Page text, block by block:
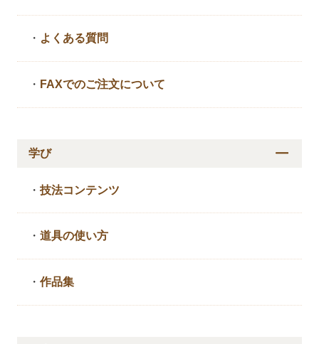
・ よくある質問
・ FAXでのご注文について
学び
・技法コンテンツ
・道具の使い方
・作品集